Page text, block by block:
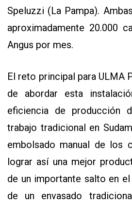
Speluzzi (La Pampa).
aproximadamente 20.000
Angus por mes.
El reto principal para ULMA
de abordar esta
eficiencia de producción
trabajo tradicional en
embolsado manual de los
lograr así una mejor
de un importante salto en
de un envasado